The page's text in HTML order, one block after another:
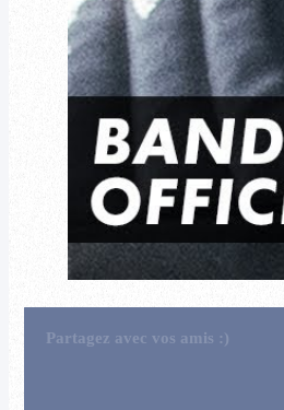
Partagez avec vos amis :)